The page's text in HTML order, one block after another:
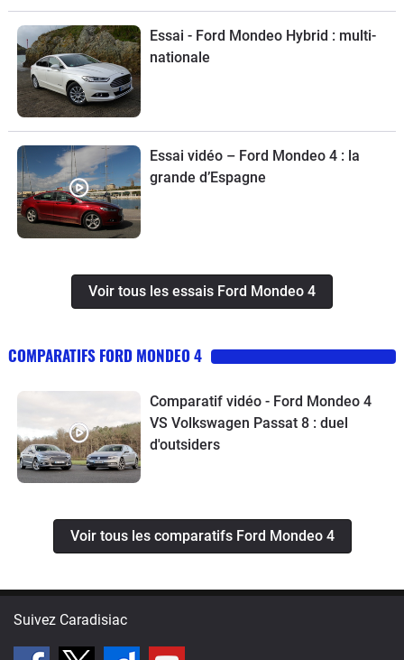
Essai - Ford Mondeo Hybrid : multi-
nationale
Essai vidéo – Ford Mondeo 4 : la
grande d’Espagne
Voir tous les essais Ford Mondeo 4
COMPARATIFS FORD MONDEO 4
Comparatif vidéo - Ford Mondeo 4
VS Volkswagen Passat 8 : duel
d'outsiders
Voir tous les comparatifs Ford Mondeo 4
Suivez Caradisiac